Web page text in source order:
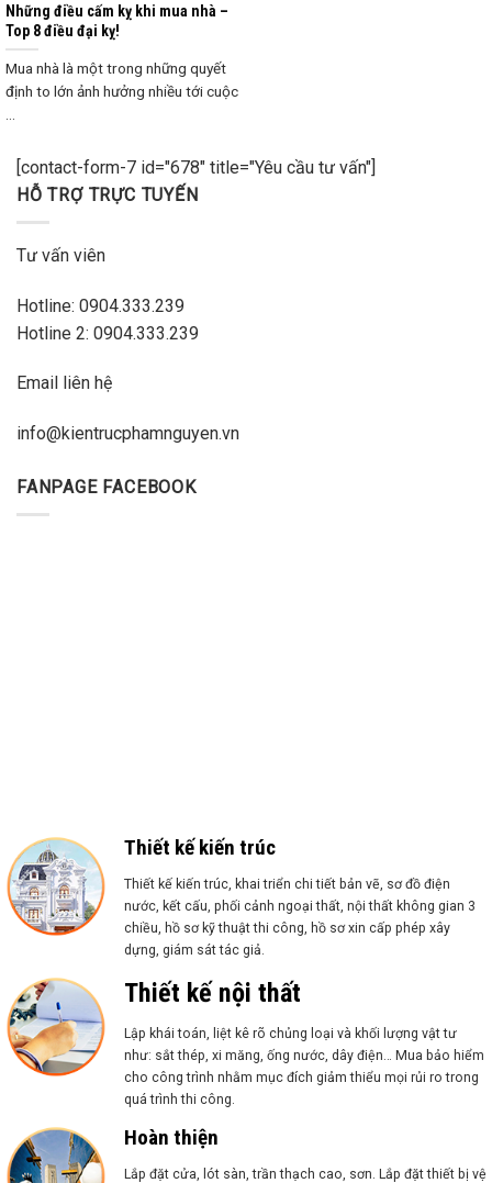
Những điều cấm kỵ khi mua nhà –
Top 8 điều đại kỵ!
Mua nhà là một trong những quyết
định to lớn ảnh hưởng nhiều tới cuộc
...
[contact-form-7 id="678" title="Yêu cầu tư vấn"]
HỖ TRỢ TRỰC TUYẾN
Tư vấn viên
Hotline: 0904.333.239
Hotline 2: 0904.333.239
Email liên hệ
info@kientrucphamnguyen.vn
FANPAGE FACEBOOK
Thiết kế kiến trúc
Thiết kế kiến trúc, khai triển chi tiết bản vẽ, sơ đồ điện
nước, kết cấu, phối cảnh ngoại thất, nội thất không gian 3
chiều, hồ sơ kỹ thuật thi công, hồ sơ xin cấp phép xây
dựng, giám sát tác giả.
Thiết kế nội thất
Lập khái toán, liệt kê rõ chủng loại và khối lượng vật tư
như: sắt thép, xi măng, ống nước, dây điện… Mua bảo hiểm
cho công trình nhằm mục đích giảm thiểu mọi rủi ro trong
quá trình thi công.
Hoàn thiện
Lắp đặt cửa, lót sàn, trần thạch cao, sơn. Lắp đặt thiết bị vệ